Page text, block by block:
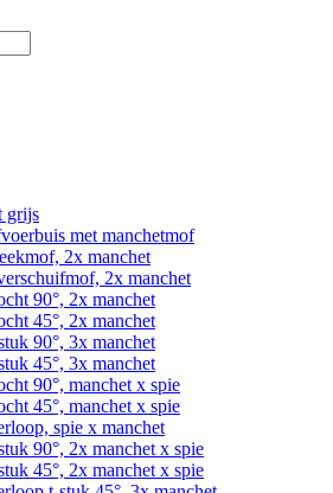
grijs
met manchetmof
2x manchet
2x manchet
90°, 2x manchet
45°, 2x manchet
90°, 3x manchet
45°, 3x manchet
90°, manchet x spie
45°, manchet x spie
spie x manchet
90°, 2x manchet x spie
45°, 2x manchet x spie